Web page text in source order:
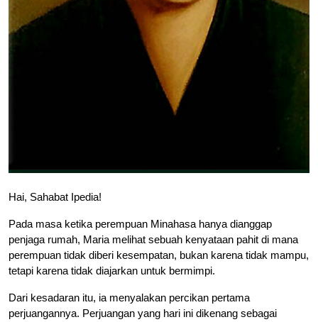
Hai, Sahabat Ipedia!
Pada masa ketika perempuan Minahasa hanya dianggap
penjaga rumah, Maria melihat sebuah kenyataan pahit di mana
perempuan tidak diberi kesempatan, bukan karena tidak mampu,
tetapi karena tidak diajarkan untuk bermimpi.
Dari kesadaran itu, ia menyalakan percikan pertama
perjuangannya. Perjuangan yang hari ini dikenang sebagai